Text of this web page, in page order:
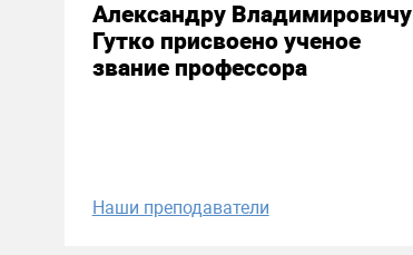
Александру Владимировичу
Гутко присвоено ученое
звание профессора
Наши преподаватели